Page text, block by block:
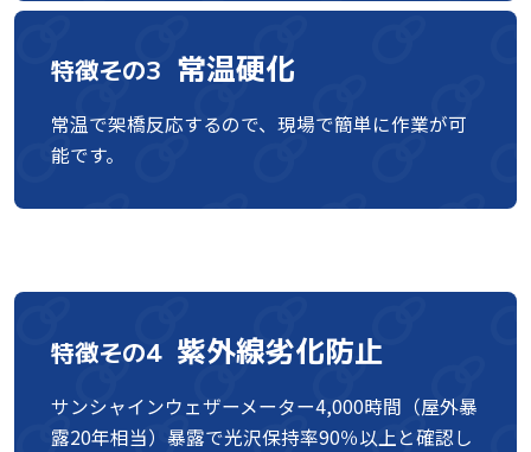
特徴その3 常温硬化
常温で架橋反応するので、現場で簡単に作業が可
能です。
特徴その4 紫外線劣化防止
サンシャインウェザーメーター4,000時間（屋外暴
露20年相当）暴露で光沢保持率90％以上と確認し